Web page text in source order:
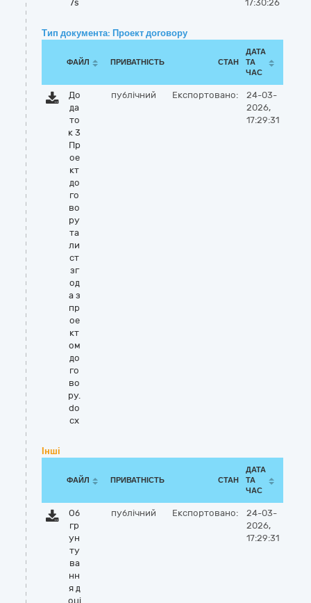
7s 17:30:26
Тип документа: Проект договору
ФАЙЛ ПРИВАТНІСТЬ СТАН
ДАТА
ТА
ЧАС
До
да
то
к 3
Пр
ое
кт
до
го
во
ру
та
ли
ст
зг
од
а з
пр
ое
кт
ом
до
го
во
ру.
do
cx
публічний Експортовано:
24-03-
2026,
17:29:31
Інші
ФАЙЛ ПРИВАТНІСТЬ СТАН
ДАТА
ТА
ЧАС
Об
гр
ун
ту
ва
нн
я д
оці
публічний Експортовано:
24-03-
2026,
17:29:31